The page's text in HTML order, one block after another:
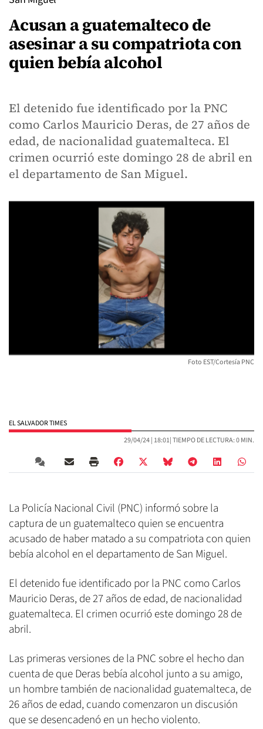
Acusan a guatemalteco de
asesinar a su compatriota con
quien bebía alcohol
El detenido fue identificado por la PNC
como Carlos Mauricio Deras, de 27 años de
edad, de nacionalidad guatemalteca. El
crimen ocurrió este domingo 28 de abril en
el departamento de San Miguel.
Foto EST/Cortesía PNC
EL SALVADOR TIMES
29/04/24 | 18:01| TIEMPO DE LECTURA: 0 MIN.
La Policía Nacional Civil (PNC) informó sobre la
captura de un guatemalteco quien se encuentra
acusado de haber matado a su compatriota con quien
bebía alcohol en el departamento de San Miguel.
El detenido fue identificado por la PNC como Carlos
Mauricio Deras, de 27 años de edad, de nacionalidad
guatemalteca. El crimen ocurrió este domingo 28 de
abril.
Las primeras versiones de la PNC sobre el hecho dan
cuenta de que Deras bebía alcohol junto a su amigo,
un hombre también de nacionalidad guatemalteca, de
26 años de edad, cuando comenzaron un discusión
que se desencadenó en un hecho violento.